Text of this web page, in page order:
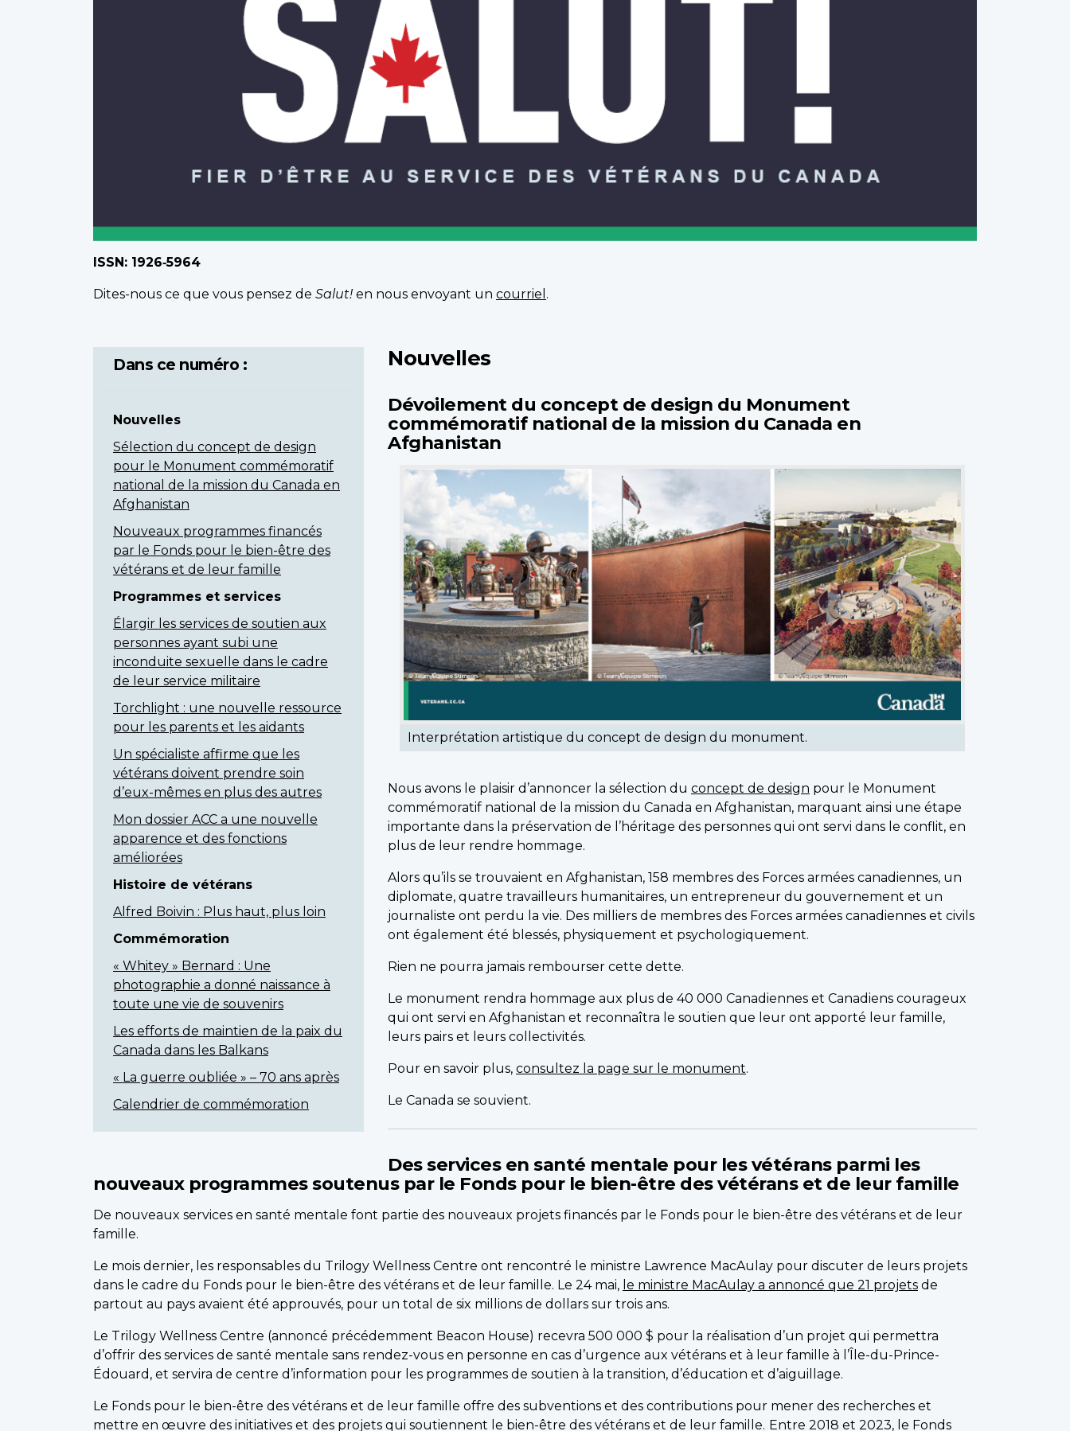
ISSN: 1926‑5964
Dites-nous ce que vous pensez de Salut! en nous envoyant un courriel .
Dans ce numéro :
Nouvelles
Sélection du concept de design
pour le Monument commémoratif
national de la mission du Canada en
Afghanistan
Nouveaux programmes financés
par le Fonds pour le bien-être des
vétérans et de leur famille
Programmes et services
Élargir les services de soutien aux
personnes ayant subi une
inconduite sexuelle dans le cadre
de leur service militaire
Torchlight : une nouvelle ressource
pour les parents et les aidants
Un spécialiste affirme que les
vétérans doivent prendre soin
d’eux-mêmes en plus des autres
Mon dossier ACC a une nouvelle
apparence et des fonctions
améliorées
Histoire de vétérans
Alfred Boivin : Plus haut, plus loin
Commémoration
« Whitey » Bernard : Une
photographie a donné naissance à
toute une vie de souvenirs
Les efforts de maintien de la paix du
Canada dans les Balkans
« La guerre oubliée » – 70 ans après
Calendrier de commémoration
Nouvelles
Dévoilement du concept de design du Monument
commémoratif national de la mission du Canada en
Afghanistan
Interprétation artistique du concept de design du monument.
Nous avons le plaisir d’annoncer la sélection du concept de design pour le Monument
commémoratif national de la mission du Canada en Afghanistan, marquant ainsi une étape
importante dans la préservation de l’héritage des personnes qui ont servi dans le conflit, en
plus de leur rendre hommage.
Alors qu’ils se trouvaient en Afghanistan, 158 membres des Forces armées canadiennes, un
diplomate, quatre travailleurs humanitaires, un entrepreneur du gouvernement et un
journaliste ont perdu la vie. Des milliers de membres des Forces armées canadiennes et civils
ont également été blessés, physiquement et psychologiquement.
Rien ne pourra jamais rembourser cette dette.
Le monument rendra hommage aux plus de 40 000 Canadiennes et Canadiens courageux
qui ont servi en Afghanistan et reconnaîtra le soutien que leur ont apporté leur famille,
leurs pairs et leurs collectivités.
Pour en savoir plus, consultez la page sur le monument.
Le Canada se souvient.
Des services en santé mentale pour les vétérans parmi les
nouveaux programmes soutenus par le Fonds pour le bien-être des vétérans et de leur famille
De nouveaux services en santé mentale font partie des nouveaux projets financés par le Fonds pour le bien-être des vétérans et de leur
famille.
Le mois dernier, les responsables du Trilogy Wellness Centre ont rencontré le ministre Lawrence MacAulay pour discuter de leurs projets
dans le cadre du Fonds pour le bien-être des vétérans et de leur famille. Le 24 mai, le ministre MacAulay a annoncé que 21 projets de
partout au pays avaient été approuvés, pour un total de six millions de dollars sur trois ans.
Le Trilogy Wellness Centre (annoncé précédemment Beacon House) recevra 500 000 $ pour la réalisation d’un projet qui permettra
d’offrir des services de santé mentale sans rendez-vous en personne en cas d’urgence aux vétérans et à leur famille à l’Île-du-Prince-
Édouard, et servira de centre d’information pour les programmes de soutien à la transition, d’éducation et d’aiguillage.
Le Fonds pour le bien-être des vétérans et de leur famille offre des subventions et des contributions pour mener des recherches et
mettre en œuvre des initiatives et des projets qui soutiennent le bien-être des vétérans et de leur famille. Entre 2018 et 2023, le Fonds